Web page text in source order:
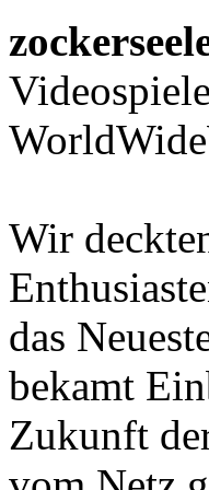
Wir
das
bekamt
Zukunft